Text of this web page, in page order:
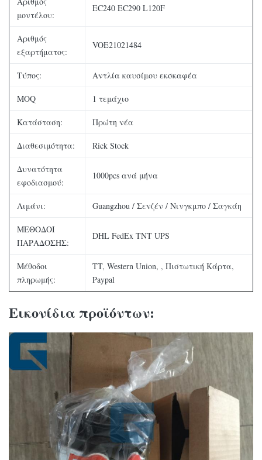
μοντέλου:
EC240 EC290 L120F
Αριθμός
εξαρτήματος:
VOE21021484
Τύπος: Αντλία καυσίμου εκσκαφέα
MOQ 1 τεμάχιο
Κατάσταση: Πρώτη νέα
Διαθεσιμότητα: Rick Stock
Δυνατότητα
εφοδιασμού:
1000pcs ανά μήνα
Λιμάνι: Guangzhou / Σενζέν / ​​Νινγκμπο / Σαγκάη
ΜΕΘΟΔΟΙ
ΠΑΡΑΔΟΣΗΣ:
DHL FedEx TNT UPS
Μέθοδοι
πληρωμής:
TT, Western Union, , Πιστωτική Κάρτα,
Paypal
Εικονίδια προϊόντων: